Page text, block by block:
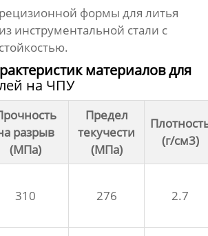
формы для литья
инструментальной стали с
материалов для
на ЧПУ
разрыв
(МПа)
Предел
текучести
(МПа)
(г/см3)
310 276 2.7